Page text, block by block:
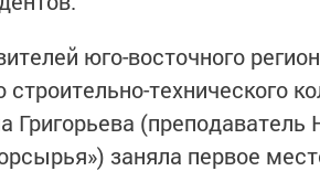
юго-восточного
строительно-технического
Григорьева
заняла первое